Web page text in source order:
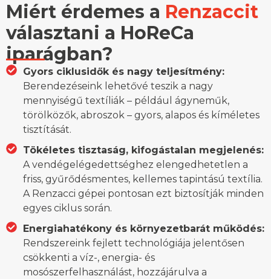
Miért érdemes a Renzaccit
választani a HoReCa
iparágban?
Gyors ciklusidők és nagy teljesítmény:
Berendezéseink lehetővé teszik a nagy
mennyiségű textíliák – például ágyneműk,
törölközők, abroszok – gyors, alapos és kíméletes
tisztítását.
Tökéletes tisztaság, kifogástalan megjelenés:
A vendégelégedettséghez elengedhetetlen a
friss, gyűrődésmentes, kellemes tapintású textília.
A Renzacci gépei pontosan ezt biztosítják minden
egyes ciklus során.
Energiahatékony és környezetbarát működés:
Rendszereink fejlett technológiája jelentősen
csökkenti a víz-, energia- és
mosószerfelhasználást, hozzájárulva a